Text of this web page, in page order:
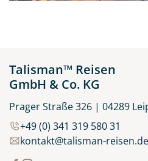
Talisman™ Reisen
GmbH & Co. KG
Prager Straße 326 | 04289
+49 (0) 341 319 580 31
kontakt@talisman-reisen.de